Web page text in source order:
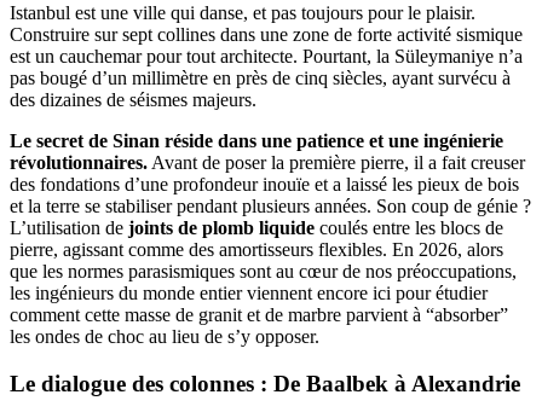
Istanbul est une ville qui danse, et pas toujours pour le plaisir.
Construire sur sept collines dans une zone de forte activité sismique
est un cauchemar pour tout architecte. Pourtant, la Süleymaniye n’a
pas bougé d’un millimètre en près de cinq siècles, ayant survécu à
des dizaines de séismes majeurs.
Le secret de Sinan réside dans une patience et une ingénierie
révolutionnaires. Avant de poser la première pierre, il a fait creuser
des fondations d’une profondeur inouïe et a laissé les pieux de bois
et la terre se stabiliser pendant plusieurs années. Son coup de génie ?
L’utilisation de joints de plomb liquide coulés entre les blocs de
pierre, agissant comme des amortisseurs flexibles. En 2026, alors
que les normes parasismiques sont au cœur de nos préoccupations,
les ingénieurs du monde entier viennent encore ici pour étudier
comment cette masse de granit et de marbre parvient à “absorber”
les ondes de choc au lieu de s’y opposer.
Le dialogue des colonnes : De Baalbek à Alexandrie